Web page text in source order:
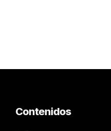
Contenidos